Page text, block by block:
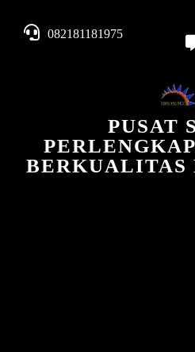
082181181975
PUSAT
BERKUALITAS